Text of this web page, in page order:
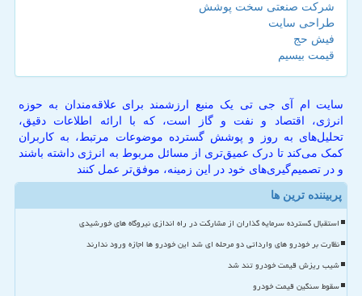
شرکت صنعتی سخت پوشش
طراحی سایت
فیش حج
قیمت بیسیم
سایت ام آی جی تی یک منبع ارزشمند برای علاقه‌مندان به حوزه
انرژی، اقتصاد و نفت و گاز است، که با ارائه اطلاعات دقیق،
تحلیل‌های به روز و پوشش گسترده موضوعات مرتبط، به کاربران
کمک می‌کند تا درک عمیق‌تری از مسائل مربوط به انرژی داشته باشند
و در تصمیم‌گیری‌های خود در این زمینه، موفق‌تر عمل کنند
پربیننده ترین ها
استقبال گسترده سرمایه گذاران از مشارکت در راه اندازی نیروگاه های خورشیدی
نظارت بر خودرو های وارداتی دو مرحله ای شد این خودرو ها اجازه ورود ندارند
شیب ریزش قیمت خودرو تند شد
سقوط سنگین قیمت خودرو